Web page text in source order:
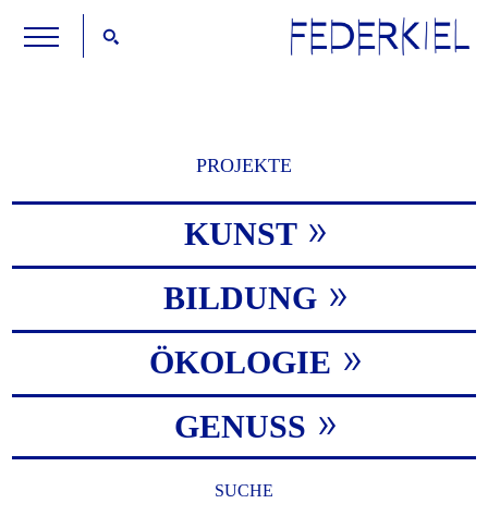
PROJEKTE
KUNST
BILDUNG
ÖKOLOGIE
GENUSS
SUCHE